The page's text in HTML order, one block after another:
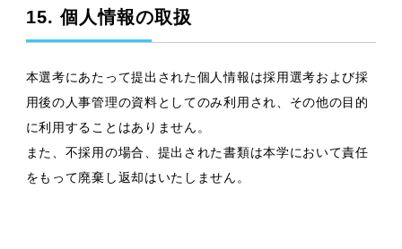
15. 個人情報の取扱
本選考にあたって提出された個人情報は採用選考および採
用後の人事管理の資料としてのみ利用され、その他の目的
に利用することはありません。
また、不採用の場合、提出された書類は本学において責任
をもって廃棄し返却はいたしません。